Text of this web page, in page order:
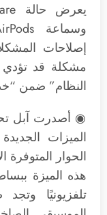
إصلاحات
مشكلة قد تؤدي
النظام” ضمن
هذه الميزة
تلفزيونيًا